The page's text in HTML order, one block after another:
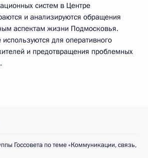
систем в Центре
и анализируются обращения
аспектам жизни Подмосковья.
для оперативного
и предотвращения проблемных
Госсовета по теме «Коммуникации, связь,